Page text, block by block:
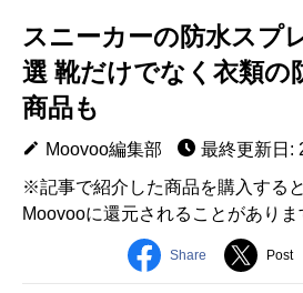
スニーカーの防水スプ
選 靴だけでなく衣類の
商品も
Moovoo編集部
最終更新日:
※記事で紹介した商品を購入する
Moovooに還元されることがありま
Share Post